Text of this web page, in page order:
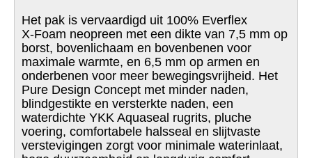
Het pak is vervaardigd uit 100% Everflex
X‑Foam neopreen met een dikte van 7,5 mm op
borst, bovenlichaam en bovenbenen voor
maximale warmte, en 6,5 mm op armen en
onderbenen voor meer bewegingsvrijheid. Het
Pure Design Concept met minder naden,
blindgestikte en versterkte naden, een
waterdichte YKK Aquaseal rugrits, pluche
voering, comfortabele halsseal en slijtvaste
verstevigingen zorgt voor minimale waterinlaat,